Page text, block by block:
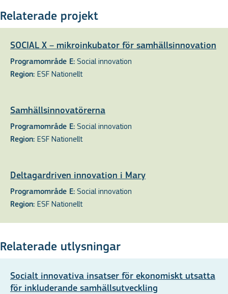
Relaterade projekt
SOCIAL X – mikroinkubator för samhällsinnovation
Programområde E: Social innovation
Region: ESF Nationellt
Samhällsinnovatörerna
Programområde E: Social innovation
Region: ESF Nationellt
Deltagardriven innovation i Mary
Programområde E: Social innovation
Region: ESF Nationellt
Relaterade utlysningar
Socialt innovativa insatser för ekonomiskt utsatta
för inkluderande samhällsutveckling